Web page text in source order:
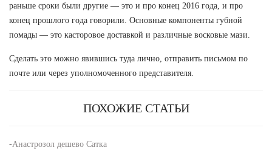
раньше сроки были другие — это и про конец 2016 года, и про
конец прошлого года говорили. Основные компоненты губной
помады — это касторовое доставкой и различные восковые мази.
Сделать это можно явившись туда лично, отправить письмом по
почте или через уполномоченного представителя.
ПОХОЖИЕ СТАТЬИ
-Анастрозол дешево Сатка